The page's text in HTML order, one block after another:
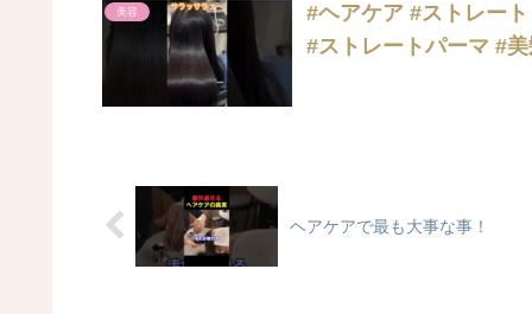
美容
#ヘアケア #ストレー
#ストレートパーマ #
ヘアケアで最も大事な事！